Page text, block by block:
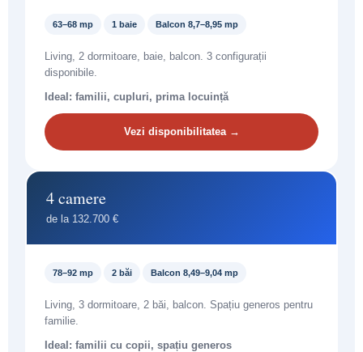
63–68 mp 1 baie Balcon 8,7–8,95 mp
Living, 2 dormitoare, baie, balcon. 3 configurații
disponibile.
Ideal: familii, cupluri, prima locuință
Vezi disponibilitatea →
4 camere
de la 132.700 €
78–92 mp 2 băi Balcon 8,49–9,04 mp
Living, 3 dormitoare, 2 băi, balcon. Spațiu generos pentru
familie.
Ideal: familii cu copii, spațiu generos